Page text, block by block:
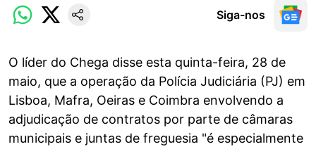
Siga-nos
O líder do Chega disse esta quinta-feira, 28 de
maio, que a operação da Polícia Judiciária (PJ) em
Lisboa, Mafra, Oeiras e Coimbra envolvendo a
adjudicação de contratos por parte de câmaras
municipais e juntas de freguesia "é especialmente